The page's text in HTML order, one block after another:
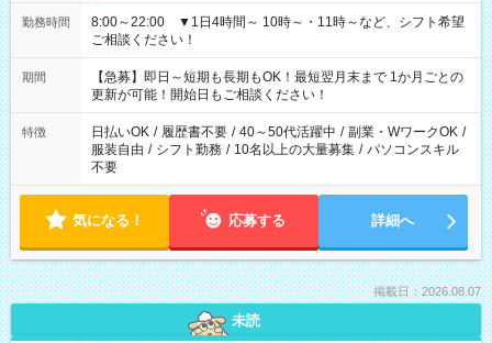
勤務時間
8:00～22:00 ▼1日4時間～ 10時～・11時～など、シフト希望
ご相談ください！
期間
【急募】即日～短期も長期もOK！最短翌月末まで 1か月ごとの
更新が可能！開始日もご相談ください！
特徴 日払いOK / 履歴書不要 / 40～50代活躍中 / 副業・WワークOK /
服装自由 / シフト勤務 / 10名以上の大量募集 / パソコンスキル
不要
気になる！ 応募する 詳細へ
掲載日：2026.08.07
未読